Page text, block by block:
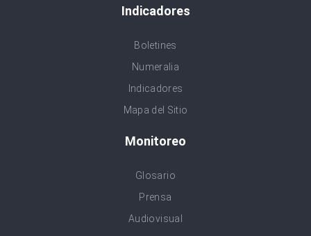
Indicadores
Boletines
Numeralia
Indicadores
Mapa del Sitio
Monitoreo
Glosario
Prensa
Audiovisual